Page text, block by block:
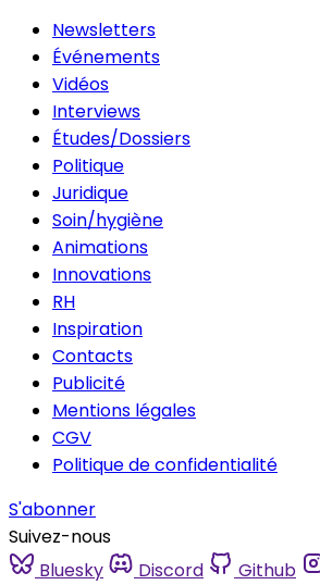
Newsletters
Événements
Vidéos
Interviews
Études/Dossiers
Politique
Juridique
Soin/hygiène
Animations
Innovations
RH
Inspiration
Contacts
Publicité
Mentions légales
CGV
Politique de confidentialité
S'abonner
Suivez-nous
Bluesky
Discord Github